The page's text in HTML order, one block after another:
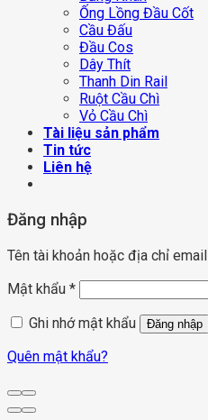
Ống Lồng Đầu Cốt
Cầu Đấu
Đầu Cos
Dây Thít
Thanh Din Rail
Ruột Cầu Chì
Vỏ Cầu Chì
Tài liệu sản phẩm
Tin tức
Liên hệ
Đăng nhập
Tên tài khoản hoặc địa chỉ email
Mật khẩu *
Ghi nhớ mật khẩu
Đăng nhập
Quên mật khẩu?